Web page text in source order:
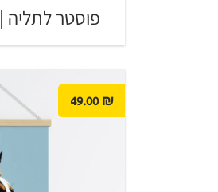
פוסטר לתליה | Happy Flowers
₪
49.00